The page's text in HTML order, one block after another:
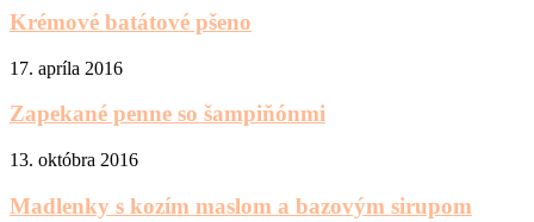
Krémové batátové pšeno
17. apríla 2016
Zapekané penne so šampiňónmi
13. októbra 2016
Madlenky s kozím maslom a bazovým sirupom